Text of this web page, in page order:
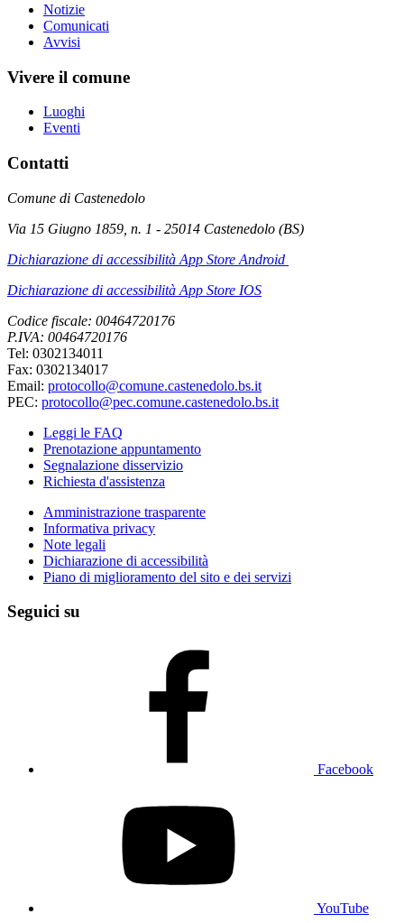
Notizie
Comunicati
Avvisi
Vivere il comune
Luoghi
Eventi
Contatti
Comune di Castenedolo
Via 15 Giugno 1859, n. 1 - 25014 Castenedolo (BS)
Dichiarazione di accessibilità App Store Android
Dichiarazione di accessibilità App Store IOS
Codice fiscale: 00464720176
P.IVA: 00464720176
Tel: 0302134011
Fax: 0302134017
Email: protocollo@comune.castenedolo.bs.it
PEC: protocollo@pec.comune.castenedolo.bs.it
Leggi le FAQ
Prenotazione appuntamento
Segnalazione disservizio
Richiesta d'assistenza
Amministrazione trasparente
Informativa privacy
Note legali
Dichiarazione di accessibilità
Piano di miglioramento del sito e dei servizi
Seguici su
Facebook
YouTube